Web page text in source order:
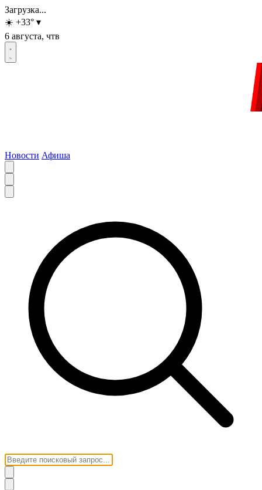
Загрузка...
☀️ +33° ▾
6 августа, чтв
Новости Афиша